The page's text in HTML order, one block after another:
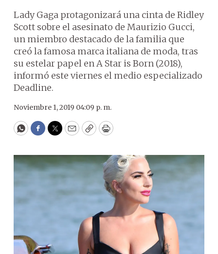
Lady Gaga protagonizará una cinta de Ridley
Scott sobre el asesinato de Maurizio Gucci,
un miembro destacado de la familia que
creó la famosa marca italiana de moda, tras
su estelar papel en A Star is Born (2018),
informó este viernes el medio especializado
Deadline.
Noviembre 1, 2019 04:09 p. m.
WhatsApp
Facebook
Twitter
EmailCopyPrint